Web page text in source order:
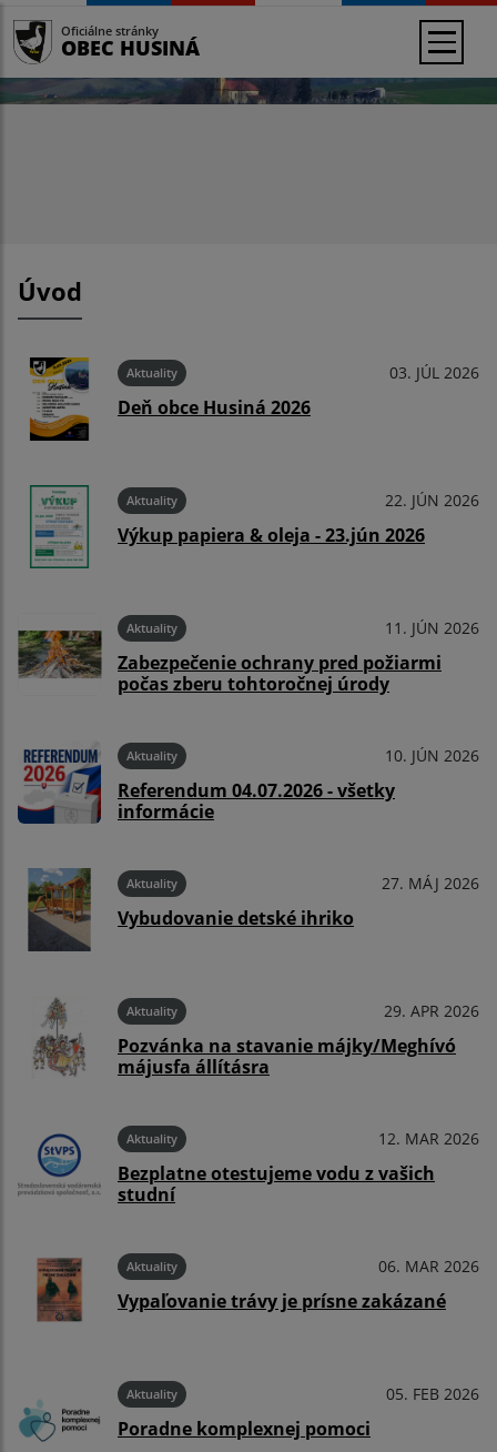
Oficiálne stránky
OBEC HUSINÁ
Úvod
Aktuality 03. JÚL 2026
Deň obce Husiná 2026
Aktuality 22. JÚN 2026
Výkup papiera & oleja - 23.jún 2026
Aktuality 11. JÚN 2026
Zabezpečenie ochrany pred požiarmi
počas zberu tohtoročnej úrody
Aktuality 10. JÚN 2026
Referendum 04.07.2026 - všetky
informácie
Aktuality 27. MÁJ 2026
Vybudovanie detské ihriko
Aktuality 29. APR 2026
Pozvánka na stavanie májky/Meghívó
májusfa állításra
Aktuality 12. MAR 2026
Bezplatne otestujeme vodu z vašich
studní
Aktuality 06. MAR 2026
Vypaľovanie trávy je prísne zakázané
Aktuality 05. FEB 2026
Poradne komplexnej pomoci